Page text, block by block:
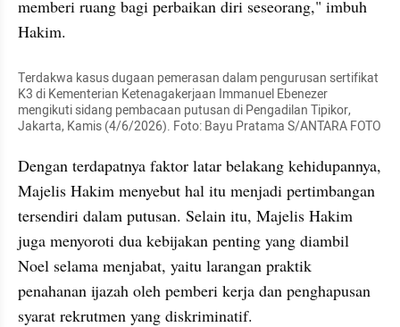
memberi ruang bagi perbaikan diri seseorang," imbuh
Hakim.
Terdakwa kasus dugaan pemerasan dalam pengurusan sertifikat
K3 di Kementerian Ketenagakerjaan Immanuel Ebenezer
mengikuti sidang pembacaan putusan di Pengadilan Tipikor,
Jakarta, Kamis (4/6/2026). Foto: Bayu Pratama S/ANTARA FOTO
Dengan terdapatnya faktor latar belakang kehidupannya,
Majelis Hakim menyebut hal itu menjadi pertimbangan
tersendiri dalam putusan. Selain itu, Majelis Hakim
juga menyoroti dua kebijakan penting yang diambil
Noel selama menjabat, yaitu larangan praktik
penahanan ijazah oleh pemberi kerja dan penghapusan
syarat rekrutmen yang diskriminatif.